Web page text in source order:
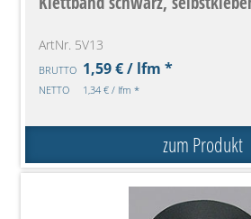
ArtNr. 5V13
BRUTTO 1,59 € / lfm *
NETTO 1,34 € / lfm *
zum Produkt